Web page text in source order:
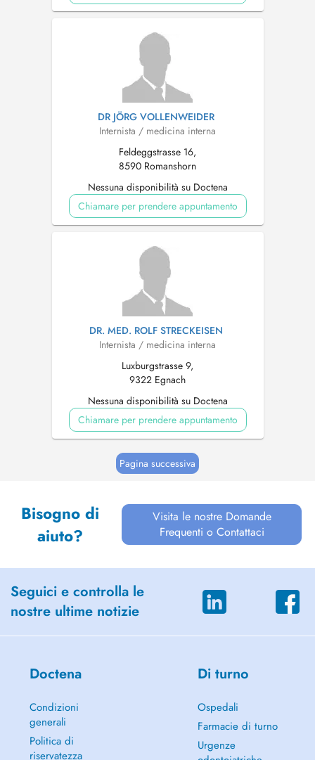
DR JÖRG VOLLENWEIDER
Internista / medicina interna
Feldeggstrasse 16,
8590 Romanshorn
Nessuna disponibilità su Doctena
Chiamare per prendere appuntamento
DR. MED. ROLF STRECKEISEN
Internista / medicina interna
Luxburgstrasse 9,
9322 Egnach
Nessuna disponibilità su Doctena
Chiamare per prendere appuntamento
Pagina successiva
Bisogno di
aiuto?
Visita le nostre Domande
Frequenti o Contattaci
Seguici e controlla le
nostre ultime notizie
Doctena
Condizioni
generali
Politica di
riservatezza
Di turno
Ospedali
Farmacie di turno
Urgenze